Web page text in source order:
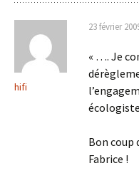
hifi
23 février
« …. Je
Bon coup
Fabrice !